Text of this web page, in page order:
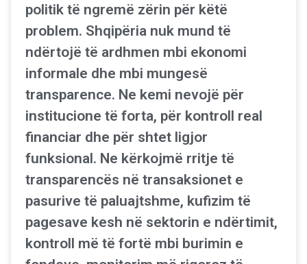
politik të ngremë zërin për këtë
problem. Shqipëria nuk mund të
ndërtojë të ardhmen mbi ekonomi
informale dhe mbi mungesë
transparence. Ne kemi nevojë për
institucione të forta, për kontroll real
financiar dhe për shtet ligjor
funksional. Ne kërkojmë rritje të
transparencës në transaksionet e
pasurive të paluajtshme, kufizim të
pagesave kesh në sektorin e ndërtimit,
kontroll më të fortë mbi burimin e